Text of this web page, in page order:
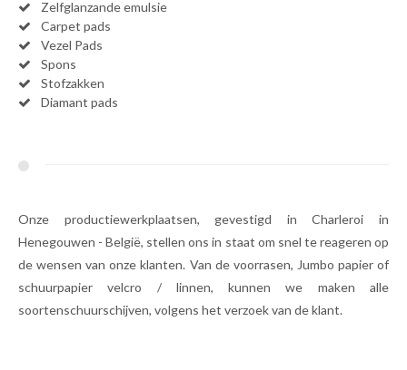
Zelfglanzande emulsie
Carpet pads
Vezel Pads
Spons
Stofzakken
Diamant pads
Onze productiewerkplaatsen, gevestigd in Charleroi in
Henegouwen - België, stellen ons in staat om snel te reageren op
de wensen van onze klanten. Van de voorrasen, Jumbo papier of
schuurpapier velcro / linnen, kunnen we maken alle
soortenschuurschijven, volgens het verzoek van de klant.